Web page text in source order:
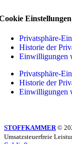
Einstellungen
Privatsphäre-
Historie der
Einwilligungen
Privatsphäre-
Historie der
Einwilligungen
STOFFKAMMER©
Umsatzsteuerfreie